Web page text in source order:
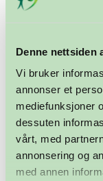
Denne nettsiden
Vi bruker
annonser et
mediefunksjoner
dessuten
vårt, med
annonsering og
med annen
Meld deg på
og send inn
juli.